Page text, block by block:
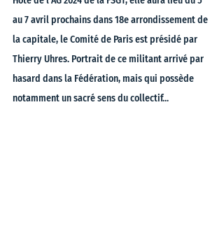
au 7 avril prochains dans 18e arrondissement de
la capitale, le Comité de Paris est présidé par
Thierry Uhres. Portrait de ce militant arrivé par
hasard dans la Fédération, mais qui possède
notamment un sacré sens du collectif...